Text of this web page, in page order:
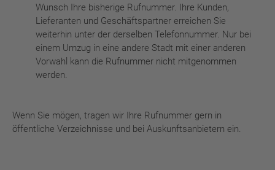
Wunsch Ihre bisherige Rufnummer. Ihre Kunden,
Lieferanten und Geschäftspartner erreichen Sie
weiterhin unter der derselben Telefonnummer. Nur bei
einem Umzug in eine andere Stadt mit einer anderen
Vorwahl kann die Rufnummer nicht mitgenommen
werden.
Wenn Sie mögen, tragen wir Ihre Rufnummer gern in
öffentliche Verzeichnisse und bei Auskunftsanbietern ein.